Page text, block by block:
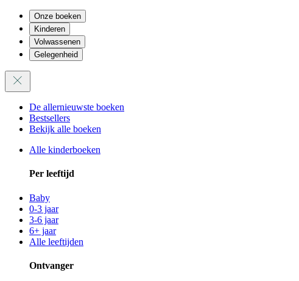
Onze boeken
Kinderen
Volwassenen
Gelegenheid
De allernieuwste boeken
Bestsellers
Bekijk alle boeken
Alle kinderboeken
Per leeftijd
Baby
0-3 jaar
3-6 jaar
6+ jaar
Alle leeftijden
Ontvanger